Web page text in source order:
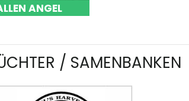
ANGEL
/ SAMENBANKEN